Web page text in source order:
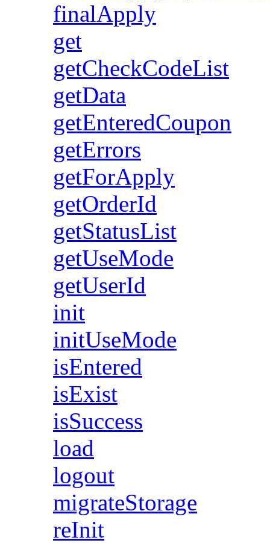
finalApply
get
getCheckCodeList
getData
getEnteredCoupon
getErrors
getForApply
getOrderId
getStatusList
getUseMode
getUserId
init
initUseMode
isEntered
isExist
isSuccess
load
logout
migrateStorage
reInit